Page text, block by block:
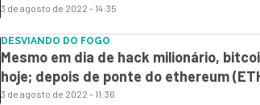
3 de agosto de 2022 - 14:35
DESVIANDO DO FOGO
Mesmo em dia de hack milionário,
hoje; depois de ponte do ethereum
3 de agosto de 2022 - 11:36